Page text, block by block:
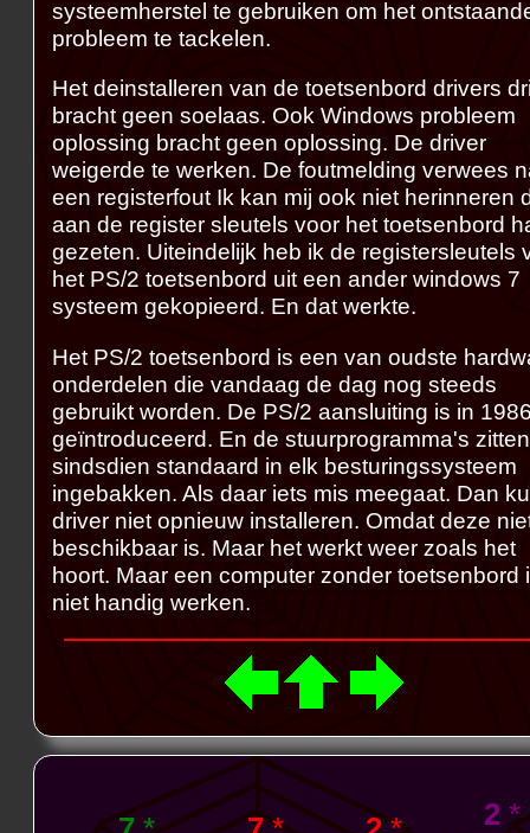
systeemherstel te gebruiken om het
probleem te tackelen.
Het deinstalleren van de toetsenbord drivers
bracht geen soelaas. Ook Windows probleem
oplossing bracht geen oplossing. De driver
weigerde te werken. De foutmelding verwees
een registerfout Ik kan mij ook niet herinneren
aan de register sleutels voor het toetsenbord
gezeten. Uiteindelijk heb ik de registersleutels
het PS/2 toetsenbord uit een ander windows 7
systeem gekopieerd. En dat werkte.
Het PS/2 toetsenbord is een van oudste
onderdelen die vandaag de dag nog steeds
gebruikt worden. De PS/2 aansluiting is in
geïntroduceerd. En de stuurprogramma's zitten
sindsdien standaard in elk besturingssysteem
ingebakken. Als daar iets mis meegaat. Dan
driver niet opnieuw installeren. Omdat deze
beschikbaar is. Maar het werkt weer zoals het
hoort. Maar een computer zonder toetsenbord
niet handig werken.
2 *